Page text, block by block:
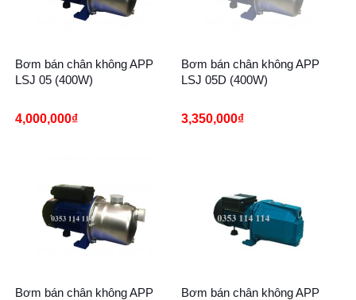
Bơm bán chân không APP
LSJ 05 (400W)
4,000,000₫
Bơm bán chân không APP
LSJ 05D (400W)
3,350,000₫
Bơm bán chân không APP
Bơm bán chân không APP